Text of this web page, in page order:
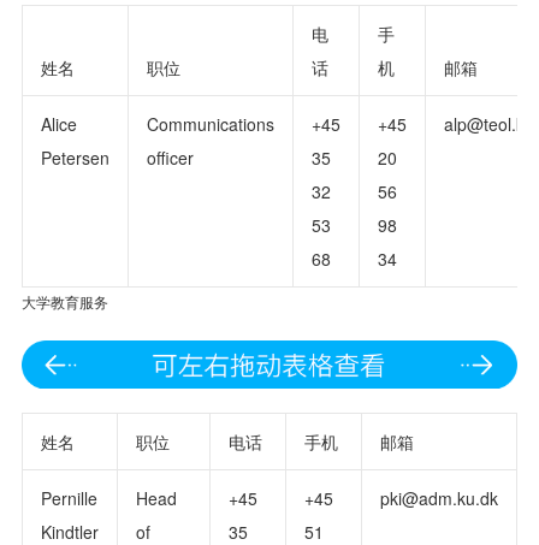
姓名 职位
电
话
手
机
邮箱
Alice
Petersen
Communications
officer
+45
35
32
53
68
+45
20
56
98
34
大学教育服务
姓名 职位 电话 手机 邮箱
Pernille
Kindtler
Head
of
+45
35
+45
51
pki@adm.ku.dk